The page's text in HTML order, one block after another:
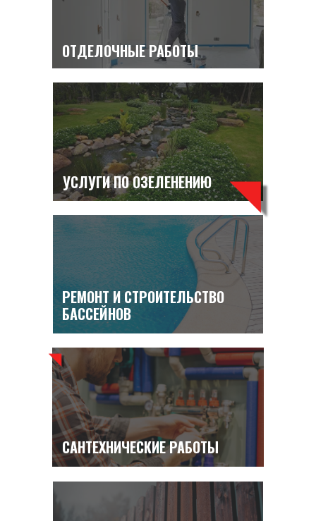
ОТДЕЛОЧНЫЕ РАБОТЫ
РЕМОНТ И СТРОИТЕЛЬСТВО
БАССЕЙНОВ
УСЛУГИ ПО ОЗЕЛЕНЕНИЮ
САНТЕХНИЧЕСКИЕ РАБОТЫ